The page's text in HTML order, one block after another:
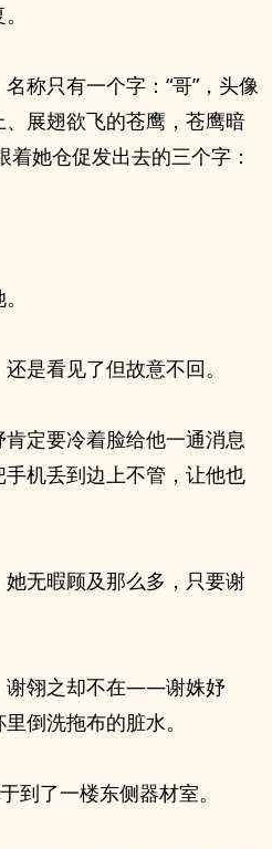
称只有一个字：“哥”，头像
展翅欲飞的苍鹰，苍鹰暗
她仓促发出去的三个字：
是看见了但故意不回。
定要冷着脸给他一通消息
机丢到边上不管，让他也
无暇顾及那么多，只要谢
谢翎之却不在——谢姝妤
倒洗拖布的脏水。
到了一楼东侧器材室。